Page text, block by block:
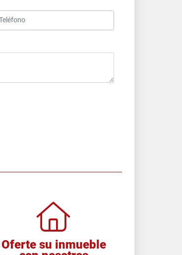
Oferte su inmueble